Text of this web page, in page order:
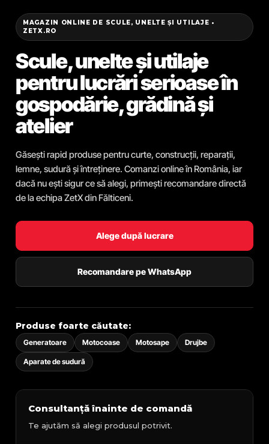
MAGAZIN ONLINE DE SCULE, UNELTE ȘI UTILAJE •
ZETX.RO
Scule, unelte și utilaje
pentru lucrări serioase în
gospodărie, grădină și
atelier
Găsești rapid produse pentru curte, construcții, reparații,
lemne, sudură și întreținere. Comanzi online în România, iar
dacă nu ești sigur ce să alegi, primești recomandare directă
de la echipa ZetX din Fălticeni.
Alege după lucrare
Recomandare pe WhatsApp
Produse foarte căutate:
Generatoare Motocoase Motosape Drujbe
Aparate de sudură
Consultanță înainte de comandă
Te ajutăm să alegi produsul potrivit.